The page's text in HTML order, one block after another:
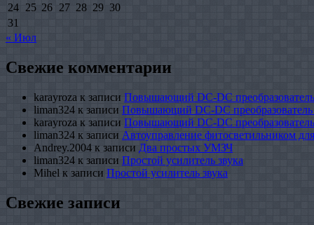
24 25 26 27 28 29 30
31
« Июл
Свежие комментарии
karayroza к записи Повышающий DC-DC
liman324 к записи Повышающий DC-DC
karayroza к записи Повышающий DC-DC
liman324 к записи Автоуправление фитосветильником
Andrey.2004 к записи Два простых УМЗЧ
liman324 к записи Простой усилитель звука
Mihel к записи Простой усилитель звука
Свежие записи